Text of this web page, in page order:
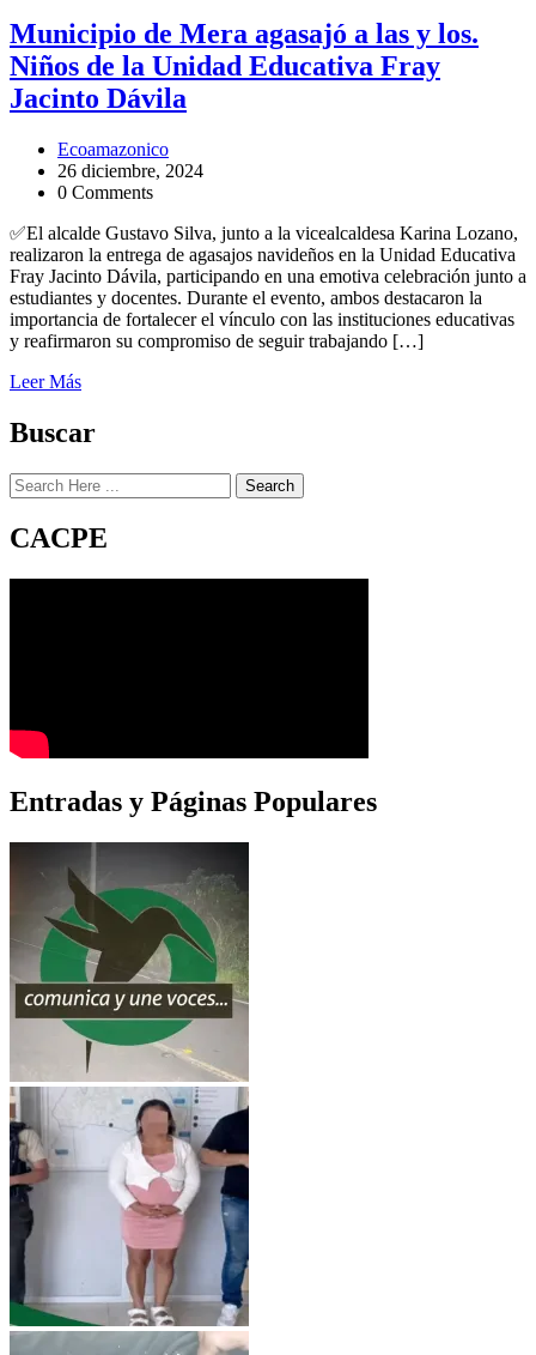
Municipio de Mera agasajó a las y los.
Niños de la Unidad Educativa Fray
Jacinto Dávila
Ecoamazonico
26 diciembre, 2024
0 Comments
✅El alcalde Gustavo Silva, junto a la vicealcaldesa Karina Lozano,
realizaron la entrega de agasajos navideños en la Unidad Educativa
Fray Jacinto Dávila, participando en una emotiva celebración junto a
estudiantes y docentes. Durante el evento, ambos destacaron la
importancia de fortalecer el vínculo con las instituciones educativas
y reafirmaron su compromiso de seguir trabajando […]
Leer Más
Buscar
Search
CACPE
Entradas y Páginas Populares